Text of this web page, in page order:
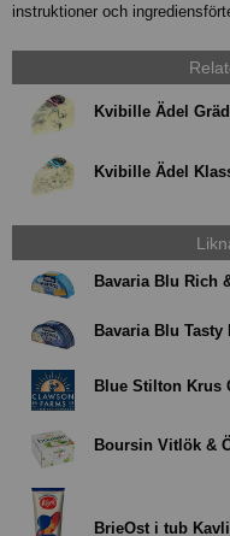
instruktioner och
Kvibille Ädel
Kvibille Ädel
Bavaria Blu Rich
Bavaria Blu Tasty
Blue Stilton Krus
Boursin Vitlök &
BrieOst i tub Kavli